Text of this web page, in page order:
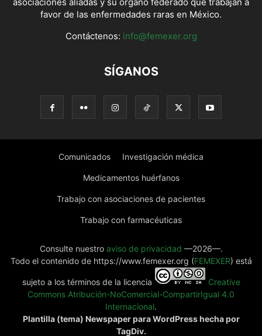
favor de las enfermedades raras en México.
Contáctenos: info@femexer.org
SÍGANOS
Comunicados Investigación médica
Medicamentos huérfanos
Trabajo con asociaciones de pacientes
Trabajo con farmacéuticas
Consulte nuestro aviso de privacidad —2026—.
Todo el contenido de https://www.femexer.org (FEMEXER) está
sujeto a los términos de la licencia
Creative
Commons Atribución-NoComercial-CompartirIgual 4.0
Internacional.
Plantilla (tema) Newspaper para WordPress hecha por
TagDiv.